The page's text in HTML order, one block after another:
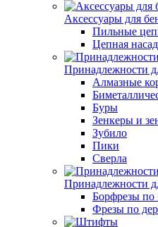
Аксессуары для
Пильные
Цепная
Принадлежности
Алмазные
Буры
Зенкеры и
Зубило
Пики
Сверла
Принадлежности
Борфрезы по
Фрезы по